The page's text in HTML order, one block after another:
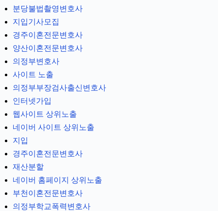
분당불법촬영변호사
지입기사모집
경주이혼전문변호사
양산이혼전문변호사
의정부변호사
사이트 노출
의정부부장검사출신변호사
인터넷가입
웹사이트 상위노출
네이버 사이트 상위노출
지입
경주이혼전문변호사
재산분할
네이버 홈페이지 상위노출
부천이혼전문변호사
의정부학교폭력변호사